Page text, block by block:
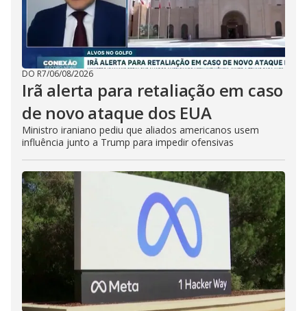
DO R7/06/08/2026
Irã alerta para retaliação em caso
de novo ataque dos EUA
Ministro iraniano pediu que aliados americanos usem
influência junto a Trump para impedir ofensivas